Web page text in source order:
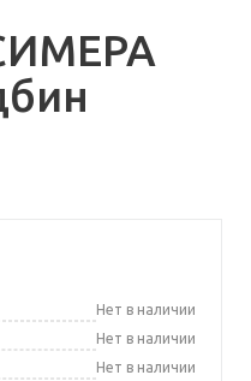
Нет в наличии
Нет в наличии
Нет в наличии